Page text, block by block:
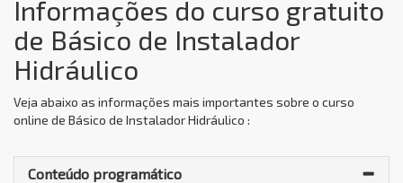
Informações do curso gratuito
de Básico de Instalador
Hidráulico
Veja abaixo as informações mais importantes sobre o curso
online de Básico de Instalador Hidráulico :
Conteúdo programático